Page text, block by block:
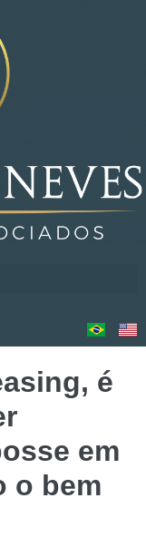
é
em
o bem